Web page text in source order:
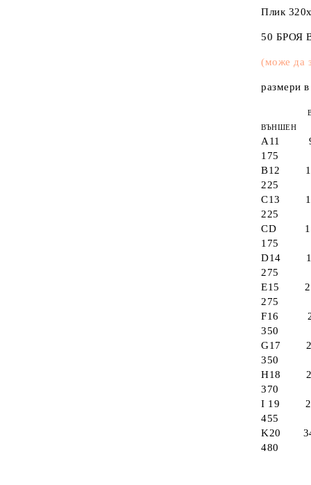
Плик
50 БРОЯ
(може да
размери
ВЪНШЕН
А11
175
B12
225
C13
225
CD
175
D14
275
E15
275
F16
350
G17
350
H18
370
I 19
455
K20
480